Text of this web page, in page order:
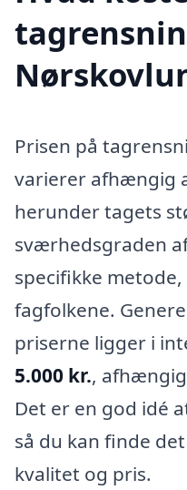
Prisen på
varierer afhængig
herunder tagets
sværhedsgraden
specifikke
fagfolkene.
priserne ligger i
5.000 kr.,
Det er en god idé
så du kan finde
kvalitet og pris.